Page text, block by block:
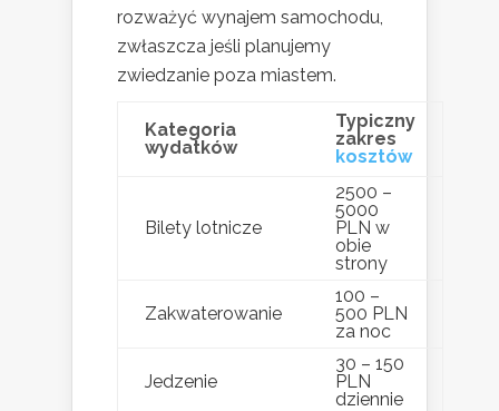
rozważyć wynajem samochodu,
zwłaszcza jeśli planujemy
zwiedzanie poza miastem.
Kategoria
wydatków
Typiczny
zakres
kosztów
Bilety lotnicze
2500 –
5000
PLN w
obie
strony
Zakwaterowanie
100 –
500 PLN
za noc
Jedzenie
30 – 150
PLN
dziennie